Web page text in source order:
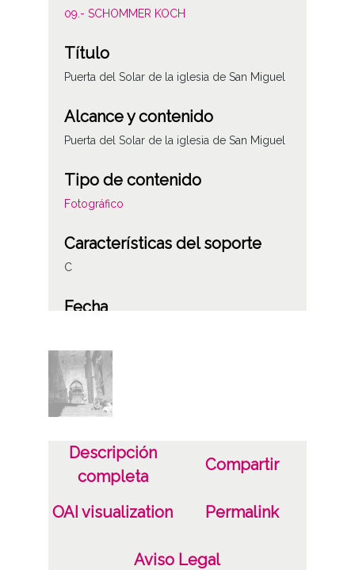
09.- SCHOMMER KOCH
Título
Puerta del Solar de la iglesia de San Miguel
Alcance y contenido
Puerta del Solar de la iglesia de San Miguel
Tipo de contenido
Fotográfico
Características del soporte
C
Fecha
19561231
1956, enero, 1 a 1956, diciembre, 31
Lugar
Notas
ES.01059.ATHA.SCH.PC-29328 /*|*/
Positivos 29328 Signatura originales:
Descripción
completa
Compartir
OAI visualization Permalink
Aviso Legal